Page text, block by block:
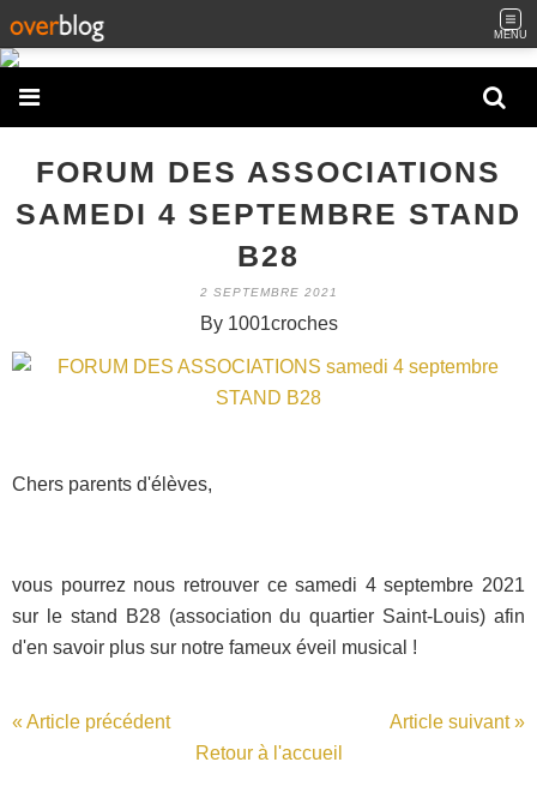
MENU
FORUM DES ASSOCIATIONS
SAMEDI 4 SEPTEMBRE STAND
B28
2 SEPTEMBRE 2021
By 1001croches
Chers parents d'élèves,
vous pourrez nous retrouver ce samedi 4 septembre 2021
sur le stand B28 (association du quartier Saint-Louis) afin
d'en savoir plus sur notre fameux éveil musical !
« Article précédent
Article suivant »
Retour à l'accueil